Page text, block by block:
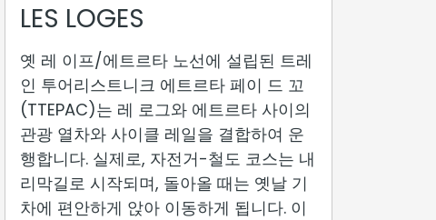
LES LOGES
옛 레 이프/에트르타 노선에 설립된 트레
인 투어리스트니크 에트르타 페이 드 꼬
(TTEPAC)는 레 로그와 에트르타 사이의
관광 열차와 사이클 레일을 결합하여 운
행합니다. 실제로, 자전거-철도 코스는 내
리막길로 시작되며, 돌아올 때는 옛날 기
차에 편안하게 앉아 이동하게 됩니다. 이